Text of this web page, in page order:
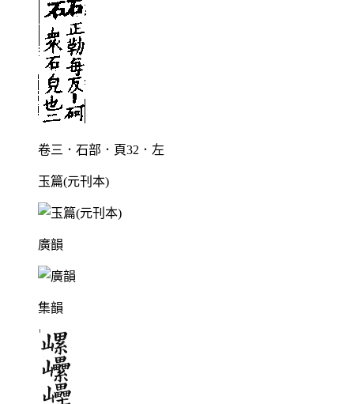
卷三．石部．頁32．左
玉篇(元刊本)
廣韻
集韻